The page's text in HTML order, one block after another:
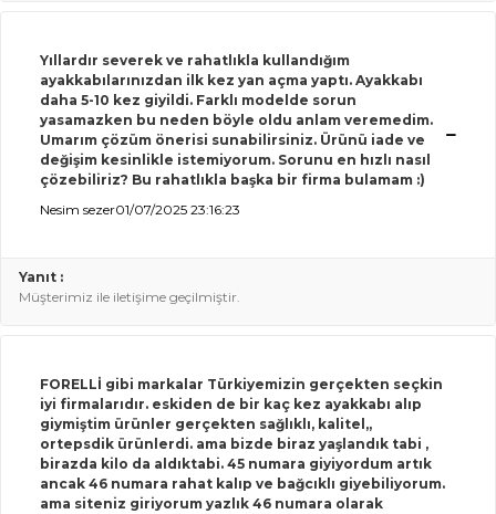
Yıllardır severek ve rahatlıkla kullandığım
ayakkabılarınızdan ilk kez yan açma yaptı. Ayakkabı
daha 5-10 kez giyildi. Farklı modelde sorun
yasamazken bu neden böyle oldu anlam veremedim.
Umarım çözüm önerisi sunabilirsiniz. Ürünü iade ve
değişim kesinlikle istemiyorum. Sorunu en hızlı nasıl
çözebiliriz? Bu rahatlıkla başka bir firma bulamam :)
Nesim sezer01/07/2025 23:16:23
Yanıt :
Müşterimiz ile iletişime geçilmiştir.
FORELLİ gibi markalar Türkiyemizin gerçekten seçkin
iyi firmalarıdır. eskiden de bir kaç kez ayakkabı alıp
giymiştim ürünler gerçekten sağlıklı, kalitel,,
ortepsdik ürünlerdi. ama bizde biraz yaşlandık tabi ,
birazda kilo da aldıktabi. 45 numara giyiyordum artık
ancak 46 numara rahat kalıp ve bağcıklı giyebiliyorum.
ama siteniz giriyorum yazlık 46 numara olarak